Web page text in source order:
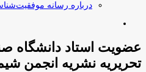
درباره رسانه
عضویت استاد دانشگاه
تحریریه نشریه انجمن